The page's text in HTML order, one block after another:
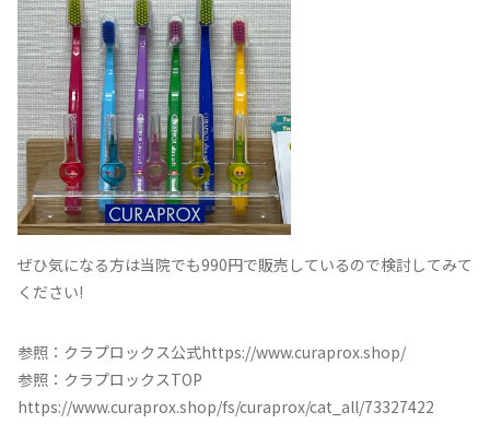
ぜひ気になる方は当院でも990円で販売しているので検討してみて
ください!
参照：クラプロックス公式https://www.curaprox.shop/
参照：クラプロックスTOP
https://www.curaprox.shop/fs/curaprox/cat_all/73327422